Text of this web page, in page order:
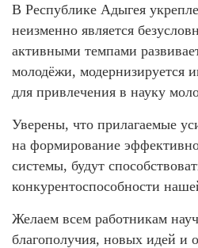
В Республике Адыгея
неизменно является
активными темпами
молодёжи, модернизируется
для привлечения в науку
Уверены, что прилагаемые
на формирование
системы, будут
конкурентоспособности
Желаем всем работникам
благополучия, новых идей и